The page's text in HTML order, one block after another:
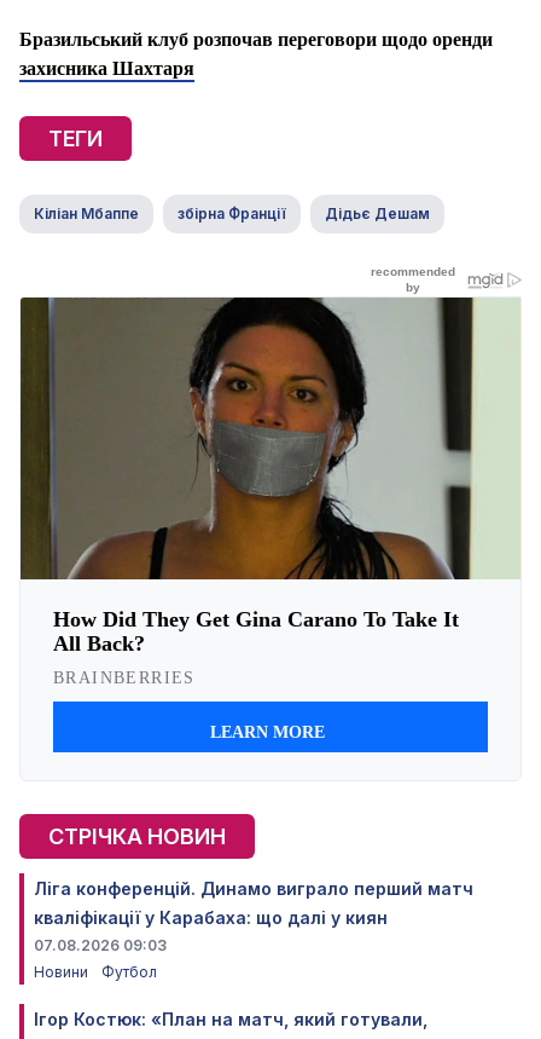
Бразильський клуб розпочав переговори щодо оренди
захисника Шахтаря
ТЕГИ
Кіліан Мбаппе збірна Франції Дідьє Дешам
СТРІЧКА НОВИН
Ліга конференцій. Динамо виграло перший матч
кваліфікації у Карабаха: що далі у киян
07.08.2026 09:03
Новини
Футбол
Ігор Костюк: «План на матч, який готували,